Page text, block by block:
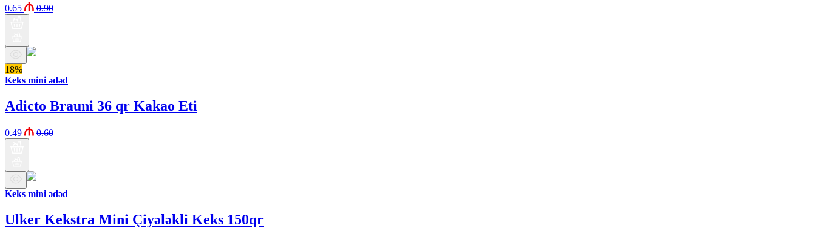
0.65 0.90
18%
Keks mini ədəd
Adicto Brauni 36 qr Kakao Eti
0.49 0.60
Keks mini ədəd
Ulker Kekstra Mini Çiyələkli Keks 150qr